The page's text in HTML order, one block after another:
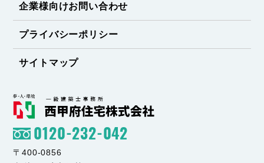
企業様向けお問い合わせ
プライバシーポリシー
サイトマップ
0120-232-042
〒400-0856